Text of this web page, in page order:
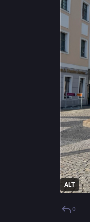
ALT
0